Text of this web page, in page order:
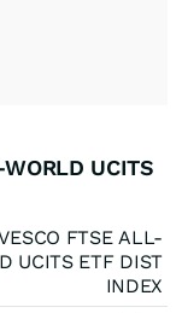
UCITS
FTSE ALL-
UCITS ETF DIST
INDEX